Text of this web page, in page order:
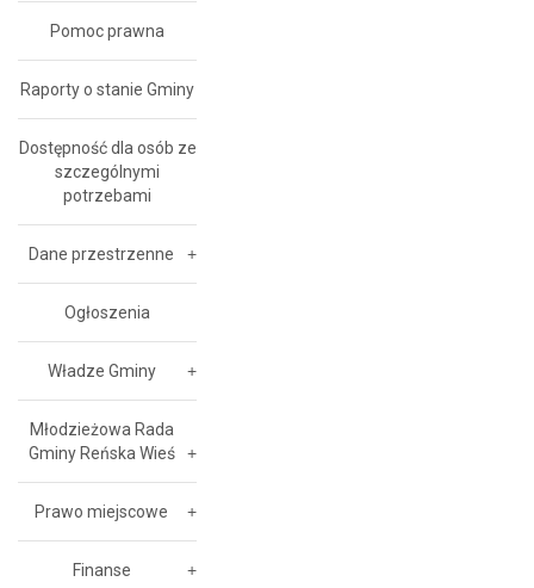
Pomoc prawna
Raporty o stanie Gminy
Dostępność dla osób ze
szczególnymi
potrzebami
Dane przestrzenne
Ogłoszenia
Władze Gminy
Młodzieżowa Rada
Gminy Reńska Wieś
Prawo miejscowe
Finanse